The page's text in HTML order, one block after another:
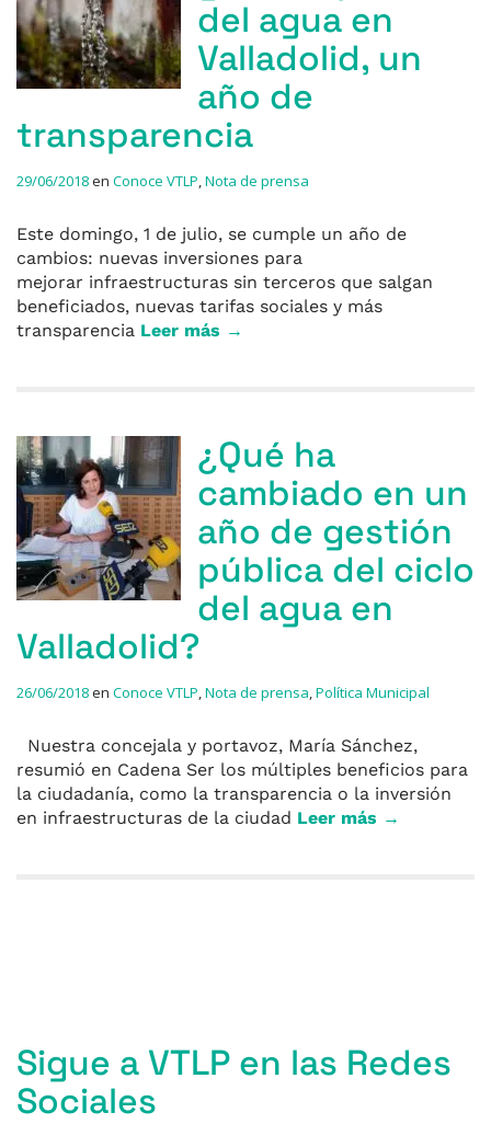
del agua en
Valladolid, un
año de
transparencia
29/06/2018en Conoce VTLP,Nota de prensa
Este domingo, 1 de julio, se cumple un año de
cambios: nuevas inversiones para
mejorar infraestructuras sin terceros que salgan
beneficiados, nuevas tarifas sociales y más
transparencia Leer más →
¿Qué ha
cambiado en un
año de gestión
pública del ciclo
del agua en
Valladolid?
26/06/2018en Conoce VTLP,Nota de prensa,Política Municipal
Nuestra concejala y portavoz, María Sánchez,
resumió en Cadena Ser los múltiples beneficios para
la ciudadanía, como la transparencia o la inversión
en infraestructuras de la ciudad Leer más →
Sigue a VTLP en las Redes
Sociales